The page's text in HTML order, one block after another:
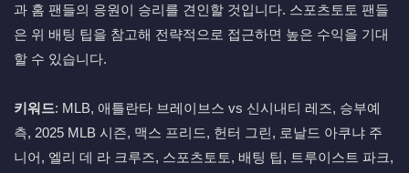
과 홈 팬들의 응원이 승리를 견인할 것입니다. 스포츠토토 팬들
은 위 배팅 팁을 참고해 전략적으로 접근하면 높은 수익을 기대
할 수 있습니다.
키워드: MLB, 애틀란타 브레이브스 vs 신시내티 레즈, 승부예
측, 2025 MLB 시즌, 맥스 프리드, 헌터 그린, 로날드 아쿠냐 주
니어, 엘리 데 라 크루즈, 스포츠토토, 배팅 팁, 트루이스트 파크,